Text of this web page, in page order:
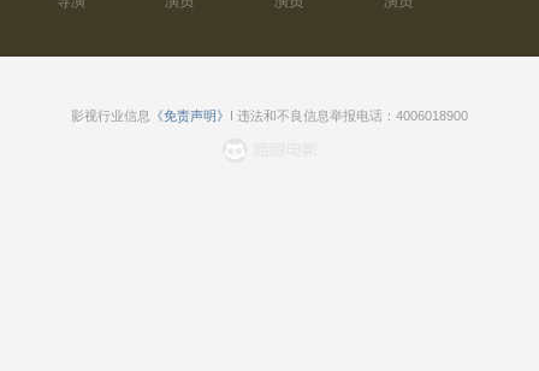
影视行业信息 《免责声明》 I 违法和不良信息举报电话：4006018900